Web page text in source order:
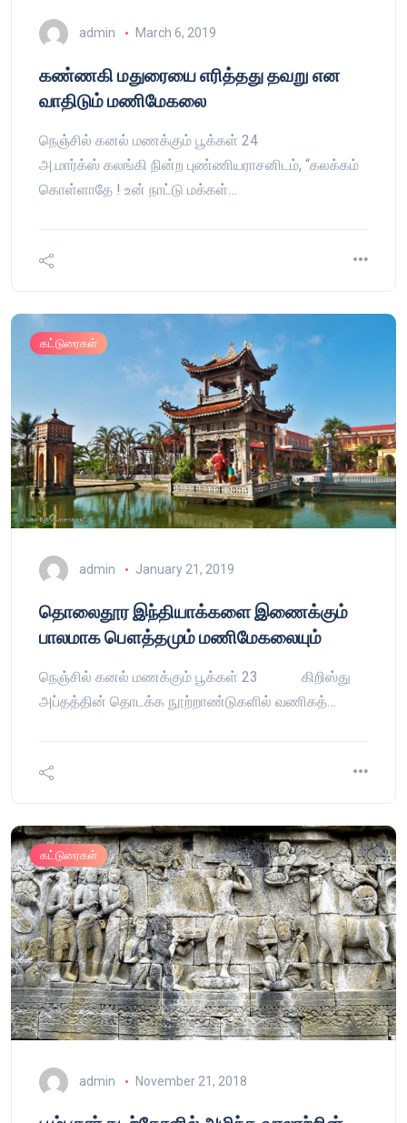
admin March 6, 2019
கண்ணகி மதுரையை எரித்தது தவறு என
வாதிடும் மணிமேகலை
நெஞ்சில் கனல் மணக்கும் பூக்கள் 24
அ.மார்க்ஸ் கலங்கி நின்ற புண்ணியராசனிடம், “கலக்கம்
கொள்ளாதே ! உன் நாட்டு மக்கள்…
கட்டுரைகள்
admin January 21, 2019
தொலைதூர இந்தியாக்களை இணைக்கும்
பாலமாக பௌத்தமும் மணிமேகலையும்
நெஞ்சில் கனல் மணக்கும் பூக்கள் 23 கிறிஸ்து
அப்தத்தின் தொடக்க நூற்றாண்டுகளில் வணிகத்…
கட்டுரைகள்
admin November 21, 2018